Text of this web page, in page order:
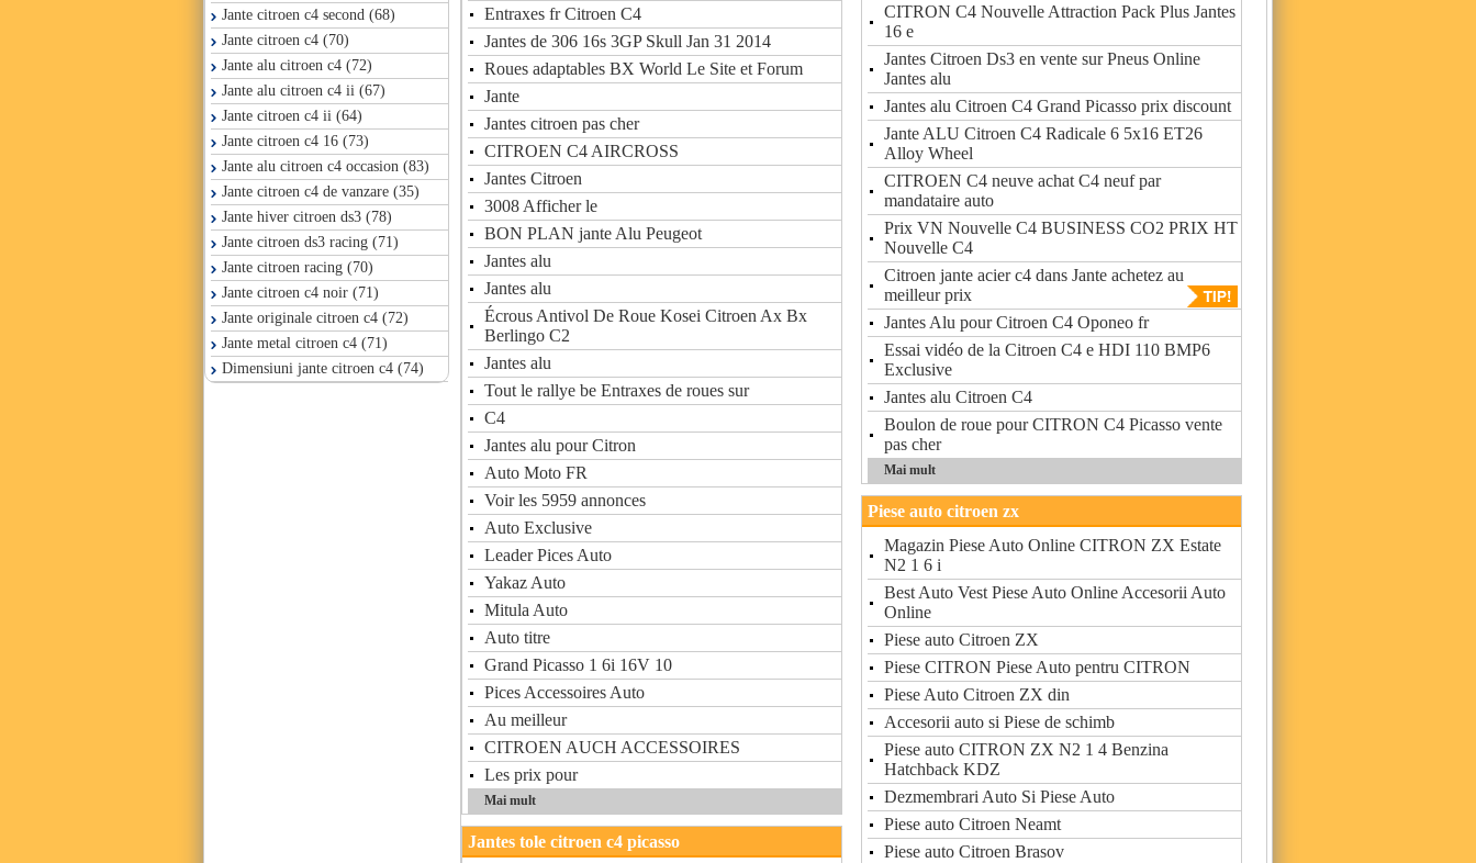
Jante citroen c4 second (68)
Jante citroen c4 (70)
Jante alu citroen c4 (72)
Jante alu citroen c4 ii (67)
Jante citroen c4 ii (64)
Jante citroen c4 16 (73)
Jante alu citroen c4 occasion (83)
Jante citroen c4 de vanzare (35)
Jante hiver citroen ds3 (78)
Jante citroen ds3 racing (71)
Jante citroen racing (70)
Jante citroen c4 noir (71)
Jante originale citroen c4 (72)
Jante metal citroen c4 (71)
Dimensiuni jante citroen c4 (74)
Entraxes fr Citroen C4
Jantes de 306 16s 3GP Skull Jan 31 2014
Roues adaptables BX World Le Site et Forum
Jante
Jantes citroen pas cher
CITROEN C4 AIRCROSS
Jantes Citroen
3008 Afficher le
BON PLAN jante Alu Peugeot
Jantes alu
Jantes alu
Écrous Antivol De Roue Kosei Citroen Ax Bx
Berlingo C2
Jantes alu
Tout le rallye be Entraxes de roues sur
C4
Jantes alu pour Citron
Auto Moto FR
Voir les 5959 annonces
Auto Exclusive
Leader Pices Auto
Yakaz Auto
Mitula Auto
Auto titre
Grand Picasso 1 6i 16V 10
Pices Accessoires Auto
Au meilleur
CITROEN AUCH ACCESSOIRES
Les prix pour
Mai mult
Jantes tole citroen c4 picasso
CITRON C4 Nouvelle Attraction Pack Plus Jantes
16 e
Jantes Citroen Ds3 en vente sur Pneus Online
Jantes alu
Jantes alu Citroen C4 Grand Picasso prix discount
Jante ALU Citroen C4 Radicale 6 5x16 ET26
Alloy Wheel
CITROEN C4 neuve achat C4 neuf par
mandataire auto
Prix VN Nouvelle C4 BUSINESS CO2 PRIX HT
Nouvelle C4
Citroen jante acier c4 dans Jante achetez au
meilleur prix
Jantes Alu pour Citroen C4 Oponeo fr
Essai vidéo de la Citroen C4 e HDI 110 BMP6
Exclusive
Jantes alu Citroen C4
Boulon de roue pour CITRON C4 Picasso vente
pas cher
Mai mult
Piese auto citroen zx
Magazin Piese Auto Online CITRON ZX Estate
N2 1 6 i
Best Auto Vest Piese Auto Online Accesorii Auto
Online
Piese auto Citroen ZX
Piese CITRON Piese Auto pentru CITRON
Piese Auto Citroen ZX din
Accesorii auto si Piese de schimb
Piese auto CITRON ZX N2 1 4 Benzina
Hatchback KDZ
Dezmembrari Auto Si Piese Auto
Piese auto Citroen Neamt
Piese auto Citroen Brasov